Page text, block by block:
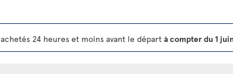
24 heures et moins avant le départ à compter du 1